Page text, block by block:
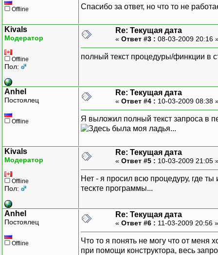
Offline Спасибо за ответ, но что то не
Kivals
Модератор
Offline
Пол:
Re: Текущая дата
« Ответ #3 : 08-03-2009 20:16
полный текст процедуры/финкции в
Anhel
Постоялец
Offline
Re: Текущая дата
« Ответ #4 : 10-03-2009 08:38
Я выложил полный текст запроса в
Kivals
Модератор
Offline
Пол:
Re: Текущая дата
« Ответ #5 : 10-03-2009 21:05
Нет - я просил всю процедуру, где
тескте программы...
Anhel
Постоялец
Offline
Re: Текущая дата
« Ответ #6 : 11-03-2009 20:56
Что то я понять не могу что от меня
при помощи конструктора, весь